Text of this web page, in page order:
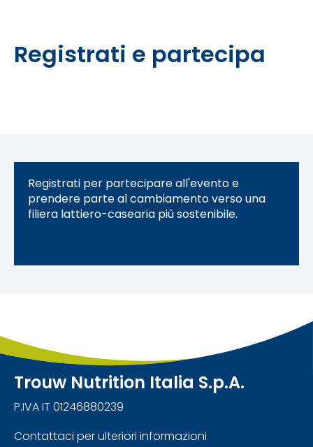
Registrati e partecipa
Registrati per partecipare all'evento e
prendere parte al cambiamento verso una
filiera lattiero-casearia più sostenibile.
Trouw Nutrition Italia S.p.A.
P.IVA IT 01246880239
Contattaci per ulteriori informazioni